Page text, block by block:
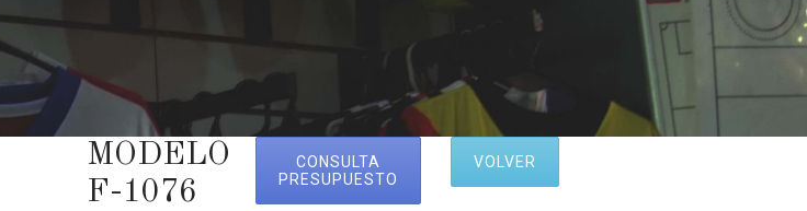
MODELO
F-1076
CONSULTA
PRESUPUESTO
VOLVER